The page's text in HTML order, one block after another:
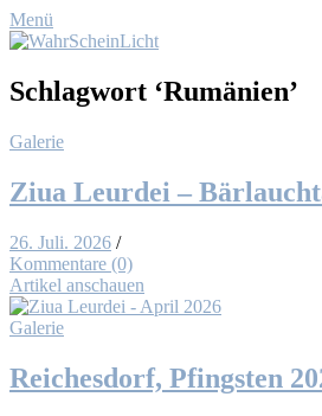
Menü
Schlagwort ‘Rumänien’
Galerie
Ziua Leur­dei –
26. Juli. 2026 /
Kommentare (0)
Artikel anschauen
Galerie
Rei­ches­dorf, Pfings­ten